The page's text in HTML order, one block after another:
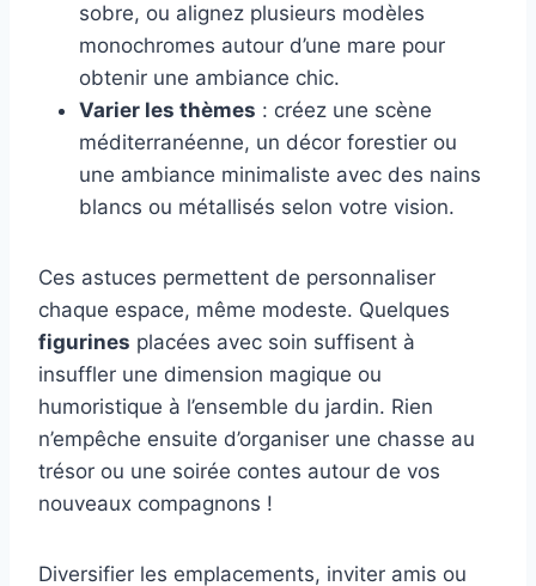
sobre, ou alignez plusieurs modèles
monochromes autour d’une mare pour
obtenir une ambiance chic.
Varier les thèmes : créez une scène
méditerranéenne, un décor forestier ou
une ambiance minimaliste avec des nains
blancs ou métallisés selon votre vision.
Ces astuces permettent de personnaliser
chaque espace, même modeste. Quelques
figurines placées avec soin suffisent à
insuffler une dimension magique ou
humoristique à l’ensemble du jardin. Rien
n’empêche ensuite d’organiser une chasse au
trésor ou une soirée contes autour de vos
nouveaux compagnons !
Diversifier les emplacements, inviter amis ou